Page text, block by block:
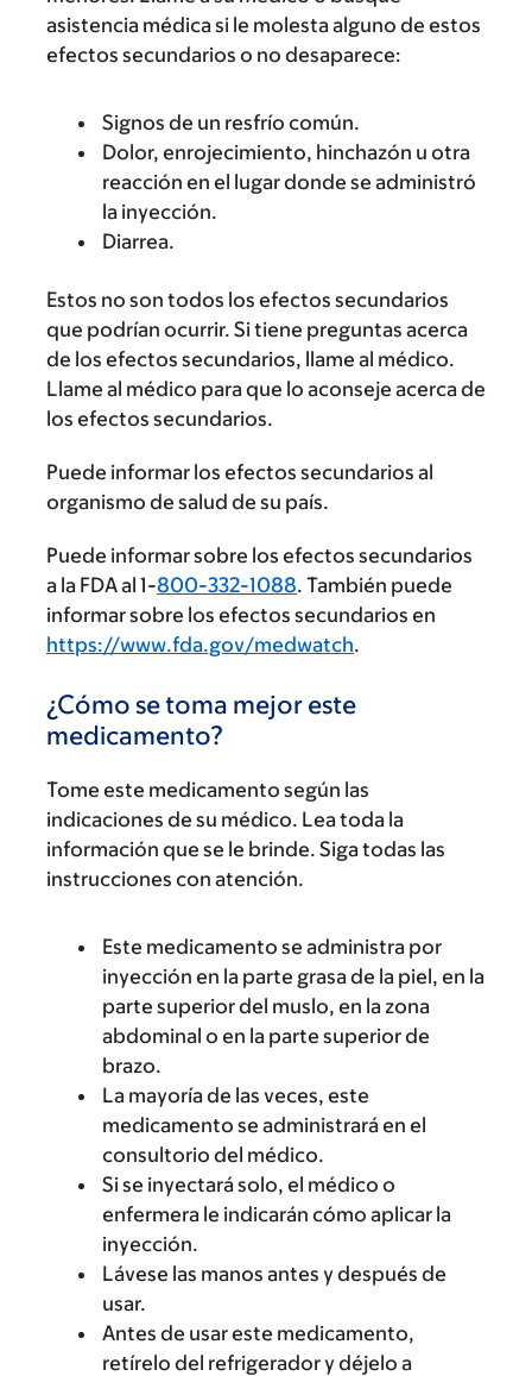
asistencia médica si le molesta alguno de estos
efectos secundarios o no desaparece:
Signos de un resfrío común.
Dolor, enrojecimiento, hinchazón u otra
reacción en el lugar donde se administró
la inyección.
Diarrea.
Estos no son todos los efectos secundarios
que podrían ocurrir. Si tiene preguntas acerca
de los efectos secundarios, llame al médico.
Llame al médico para que lo aconseje acerca de
los efectos secundarios.
Puede informar los efectos secundarios al
organismo de salud de su país.
Puede informar sobre los efectos secundarios
a la FDA al 1-800-332-1088. También puede
informar sobre los efectos secundarios en
https://www.fda.gov/medwatch.
¿Cómo se toma mejor este
medicamento?
Tome este medicamento según las
indicaciones de su médico. Lea toda la
información que se le brinde. Siga todas las
instrucciones con atención.
Este medicamento se administra por
inyección en la parte grasa de la piel, en la
parte superior del muslo, en la zona
abdominal o en la parte superior de
brazo.
La mayoría de las veces, este
medicamento se administrará en el
consultorio del médico.
Si se inyectará solo, el médico o
enfermera le indicarán cómo aplicar la
inyección.
Lávese las manos antes y después de
usar.
Antes de usar este medicamento,
retírelo del refrigerador y déjelo a